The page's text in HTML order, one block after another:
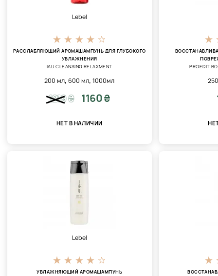
Lebel
РАССЛАБЛЯЮЩИЙ АРОМАШАМПУНЬ ДЛЯ ГЛУБОКОГО
УВЛАЖНЕНИЯ
IAU CLEANSING RELAXMENT
200 мл,600 мл,1000мл
1219₴ 1160 ₴
НЕТ В НАЛИЧИИ
PROEDIT
Lebel
УВЛАЖНЯЮЩИЙ АРОМАШАМПУНЬ